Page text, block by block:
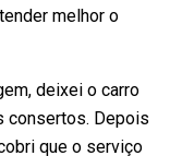
melhor o
deixei o carro
consertos. Depois
que o serviço